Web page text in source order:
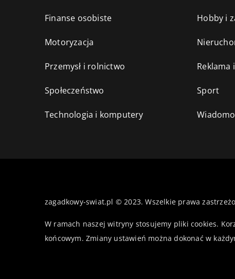
Finanse osobiste Hobby i
Motoryzacja
Przemysł i rolnictwo Reklama
Społeczeństwo Sport
Technologia i komputery
zagadkowy-swiat.pl © 2023. Wszelkie prawa
W ramach naszej witryny stosujemy pliki cookies.
końcowym. Zmiany ustawień można dokonać w